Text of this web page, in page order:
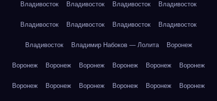
Владивосток Владивосток Владивосток Владивосток
Владивосток Владивосток Владивосток Владивосток
Владивосток Владимир Набоков — Лолита Воронеж
Воронеж Воронеж Воронеж Воронеж Воронеж Воронеж
Воронеж Воронеж Воронеж Воронеж Воронеж Воронеж